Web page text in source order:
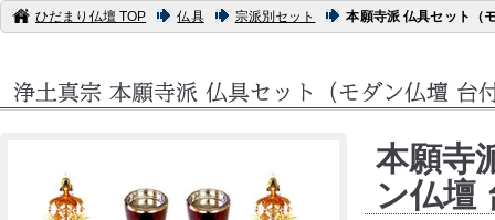
本願寺
ン仏壇
ひだまり仏壇 TOP 仏具 宗派別セット 本願寺派 仏具セット（